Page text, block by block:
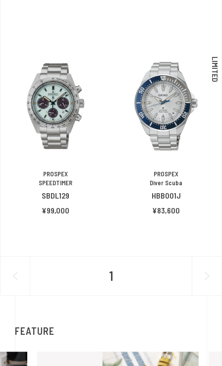
PROSPEX
SPEEDTIMER
SBDL129
¥99,000
LIMITED
PROSPEX
Diver Scuba
HBB001J
¥83,600
1
FEATURE